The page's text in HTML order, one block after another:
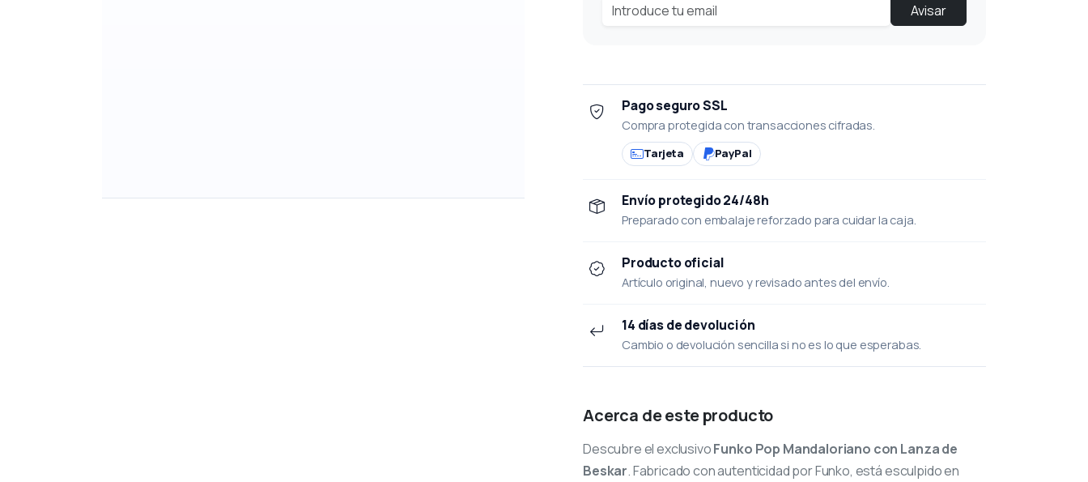
Avisar
Pago seguro SSL
Compra protegida con transacciones cifradas.
Tarjeta PayPal
Envío protegido 24/48h
Preparado con embalaje reforzado para cuidar la caja.
Producto oficial
Artículo original, nuevo y revisado antes del envío.
14 días de devolución
Cambio o devolución sencilla si no es lo que esperabas.
Acerca de este producto
Descubre el exclusivoFunko Pop Mandaloriano con Lanza de
Beskar. Fabricado con autenticidad por Funko, está esculpido en